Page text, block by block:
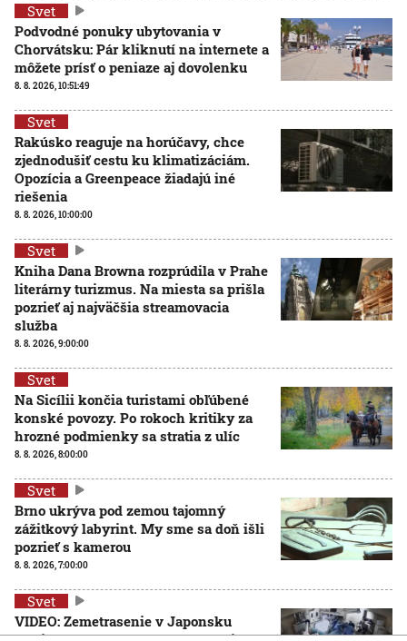
Svet
Podvodné ponuky ubytovania v
Chorvátsku: Pár kliknutí na internete a
môžete prísť o peniaze aj dovolenku
8. 8. 2026, 10:51:49
Svet
Rakúsko reaguje na horúčavy, chce
zjednodušiť cestu ku klimatizáciám.
Opozícia a Greenpeace žiadajú iné
riešenia
8. 8. 2026, 10:00:00
Svet
Kniha Dana Browna rozprúdila v Prahe
literárny turizmus. Na miesta sa prišla
pozrieť aj najväčšia streamovacia
služba
8. 8. 2026, 9:00:00
Svet
Na Sicílii končia turistami obľúbené
konské povozy. Po rokoch kritiky za
hrozné podmienky sa stratia z ulíc
8. 8. 2026, 8:00:00
Svet
Brno ukrýva pod zemou tajomný
zážitkový labyrint. My sme sa doň išli
pozrieť s kamerou
8. 8. 2026, 7:00:00
Svet
VIDEO: Zemetrasenie v Japonsku